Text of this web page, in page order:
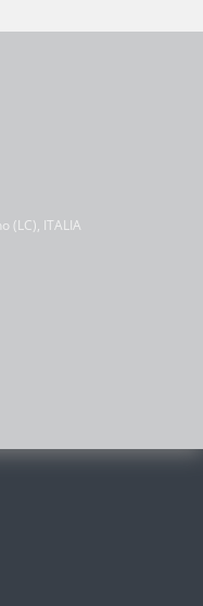
(LC), ITALIA